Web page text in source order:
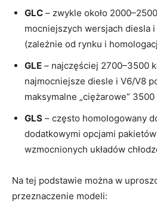
GLC – zwykle około
mocniejszych wersjach diesla
(zależnie od rynku i
GLE – najczęściej 2700–3500
najmocniejsze diesle i V6/V8
maksymalne „ciężarowe” 3500
GLS – często homologowany
dodatkowymi opcjami
wzmocnionych układów
Na tej podstawie można w
przeznaczenie modeli: